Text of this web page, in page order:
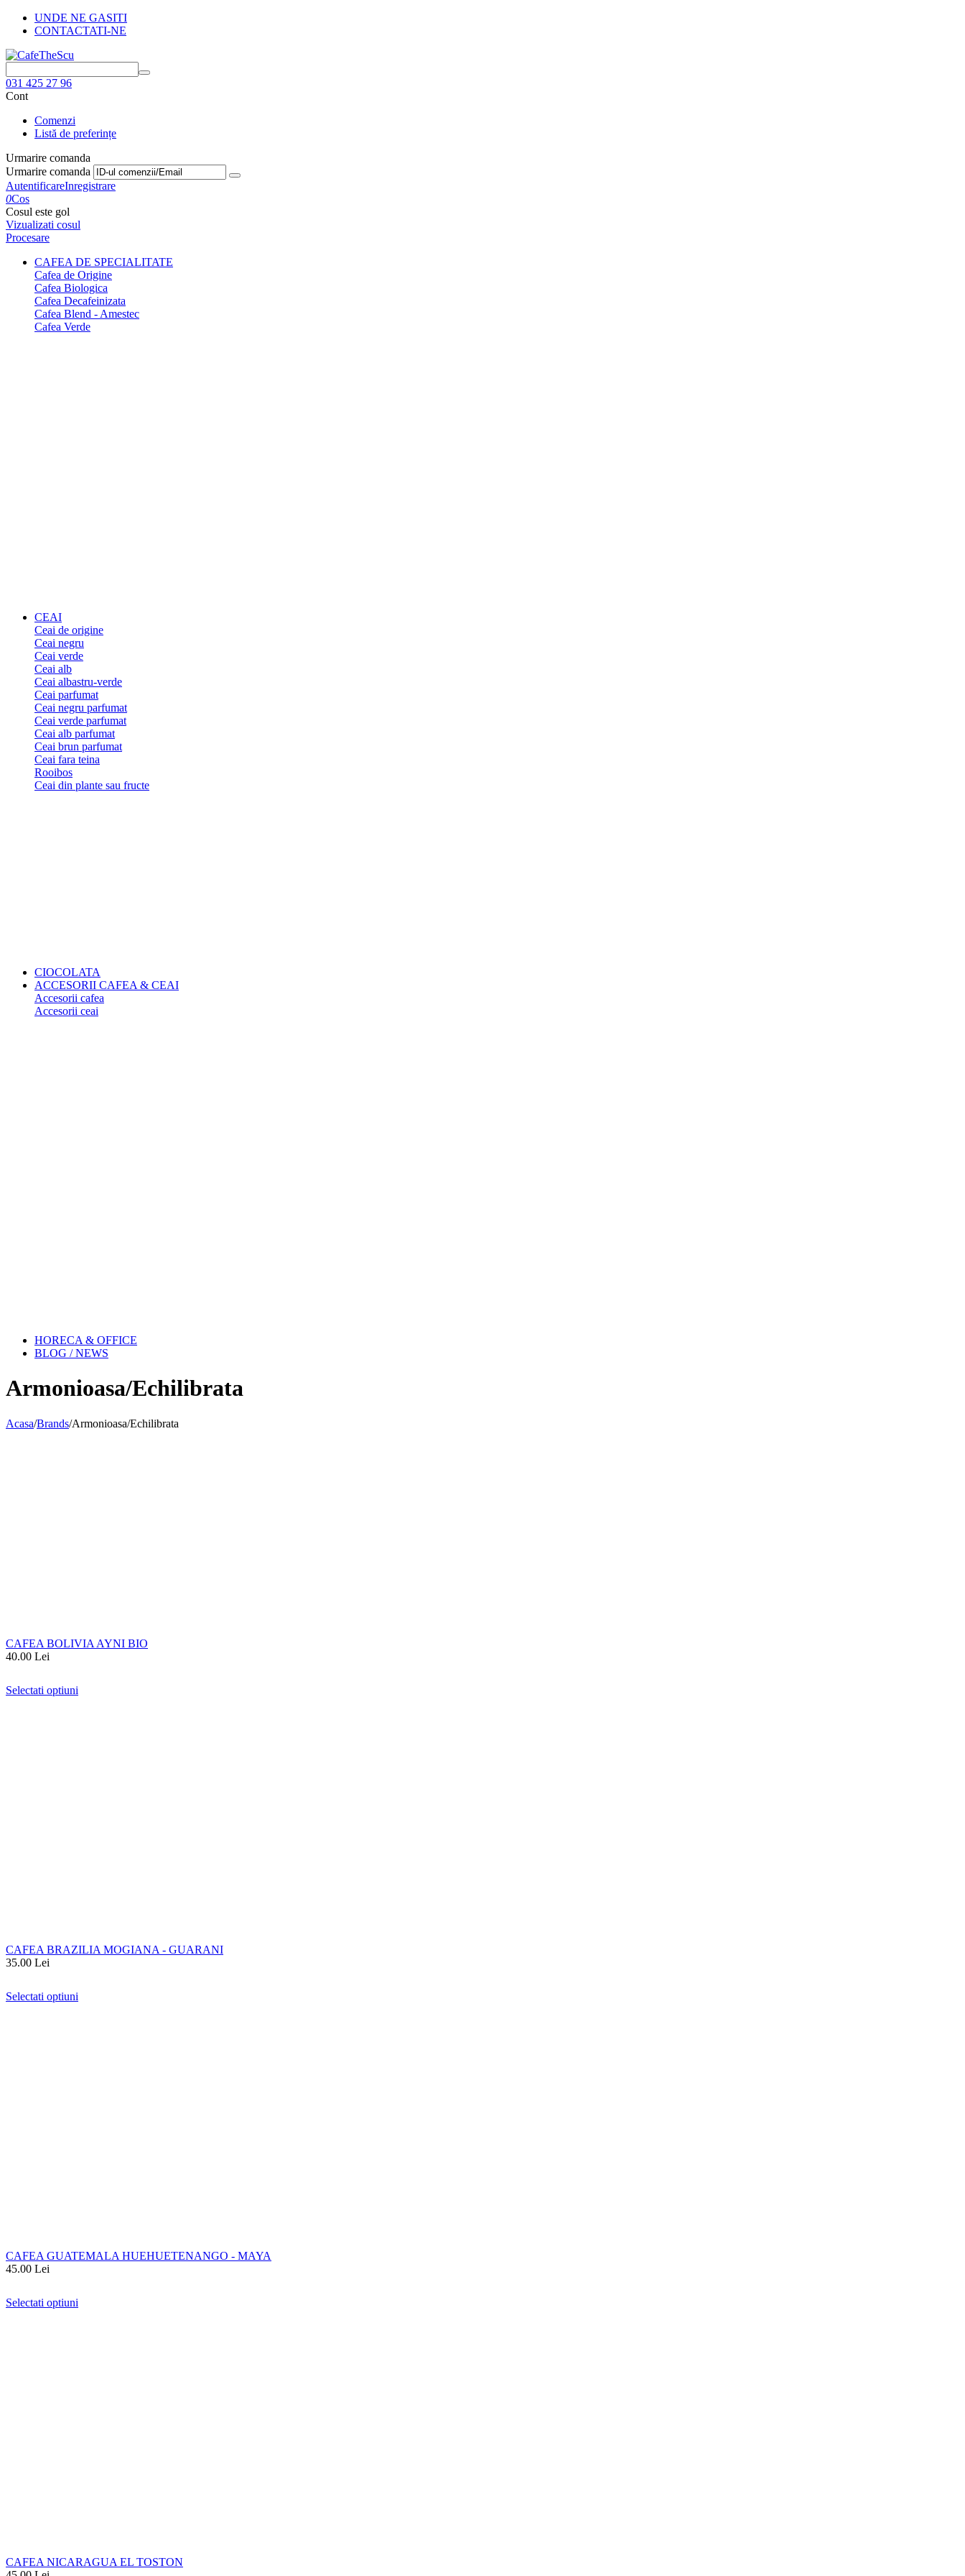
UNDE NE GASITI
CONTACTATI-NE
031 425 27 96
Cont
Comenzi
Listă de preferințe
Urmarire comanda
Urmarire comanda
AutentificareInregistrare
0Cos
Cosul este gol
Vizualizati cosul
Procesare
CAFEA DE SPECIALITATE
Cafea de Origine
Cafea Biologica
Cafea Decafeinizata
Cafea Blend - Amestec
Cafea Verde
CEAI
Ceai de origine
Ceai negru
Ceai verde
Ceai alb
Ceai albastru-verde
Ceai parfumat
Ceai negru parfumat
Ceai verde parfumat
Ceai alb parfumat
Ceai brun parfumat
Ceai fara teina
Rooibos
Ceai din plante sau fructe
CIOCOLATA
ACCESORII CAFEA & CEAI
Accesorii cafea
Accesorii ceai
HORECA & OFFICE
BLOG / NEWS
Armonioasa/Echilibrata
Acasa/Brands/Armonioasa/Echilibrata
CAFEA BOLIVIA AYNI BIO
40.00 Lei
Selectati optiuni
CAFEA BRAZILIA MOGIANA - GUARANI
35.00 Lei
Selectati optiuni
CAFEA GUATEMALA HUEHUETENANGO - MAYA
45.00 Lei
Selectati optiuni
CAFEA NICARAGUA EL TOSTON